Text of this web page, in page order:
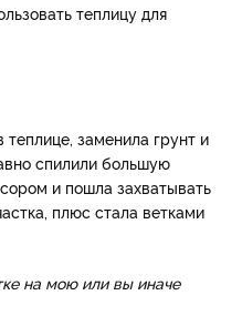
теплицу для
заменила грунт и
спилили большую
и пошла захватывать
плюс стала ветками
на мою или вы иначе